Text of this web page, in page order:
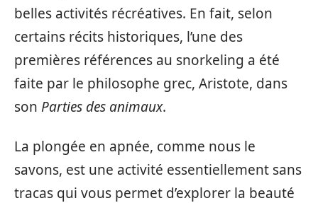
belles activités récréatives. En fait, selon
certains récits historiques, l’une des
premières références au snorkeling a été
faite par le philosophe grec, Aristote, dans
son Parties des animaux.
La plongée en apnée, comme nous le
savons, est une activité essentiellement sans
tracas qui vous permet d’explorer la beauté